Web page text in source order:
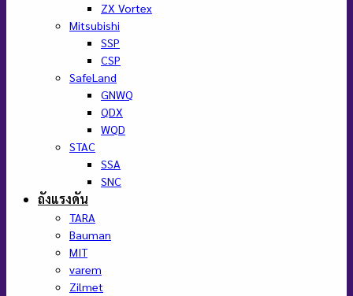
ZX Vortex
Mitsubishi
SSP
CSP
SafeLand
GNWQ
QDX
WQD
STAC
SSA
SNC
ถังแรงดัน
TARA
Bauman
MIT
varem
Zilmet